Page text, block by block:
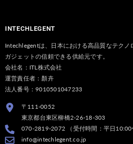
INTECHLEGENT
Intechlegentは、日本における高品質なテク
ガジェットの信頼できる供給元です。
会社名：ITL株式会社
運営責任者：顏卉
法人番号：9010501047233
〒111-0052
東京都台東区柳橋2-26-18-303
070-2819-2072 （受付時間：平日10:00
info@intechlegent.co.jp